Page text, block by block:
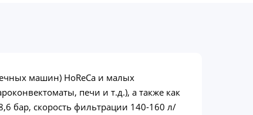
машин) HoReCa и малых
печи и т.д.), а также как
бар, скорость фильтрации 140-160 л/